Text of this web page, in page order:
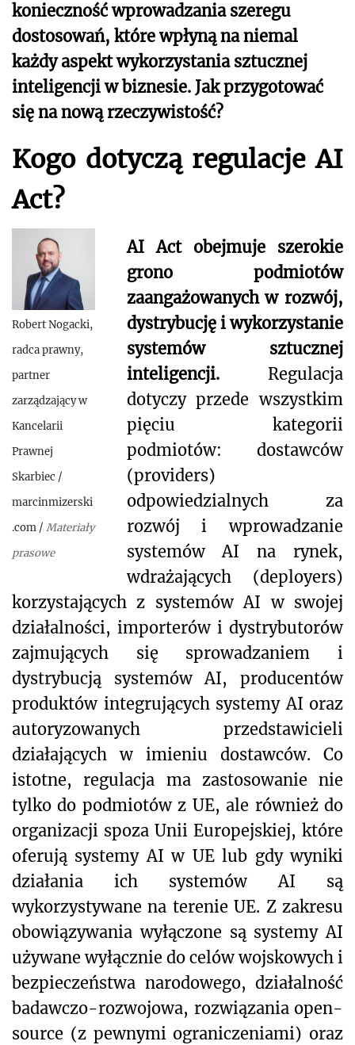
konieczność wprowadzania szeregu
dostosowań, które wpłyną na niemal
każdy aspekt wykorzystania sztucznej
inteligencji w biznesie. Jak przygotować
się na nową rzeczywistość?
Kogo dotyczą regulacje AI
Act?
Robert Nogacki,
radca prawny,
partner
zarządzający w
Kancelarii
Prawnej
Skarbiec /
marcinmizerski
.com / Materiały
prasowe
AI Act obejmuje szerokie
grono podmiotów
zaangażowanych w rozwój,
dystrybucję i wykorzystanie
systemów sztucznej
inteligencji.Regulacja
dotyczy przede wszystkim
pięciu kategorii
podmiotów: dostawców
(providers)
odpowiedzialnych za
rozwój i wprowadzanie
systemów AI na rynek,
wdrażających (deployers)
korzystających z systemów AI w swojej
działalności, importerów i dystrybutorów
zajmujących się sprowadzaniem i
dystrybucją systemów AI, producentów
produktów integrujących systemy AI oraz
autoryzowanych przedstawicieli
działających w imieniu dostawców. Co
istotne, regulacja ma zastosowanie nie
tylko do podmiotów z UE, ale również do
organizacji spoza Unii Europejskiej, które
oferują systemy AI w UE lub gdy wyniki
działania ich systemów AI są
wykorzystywane na terenie UE. Z zakresu
obowiązywania wyłączone są systemy AI
używane wyłącznie do celów wojskowych i
bezpieczeństwa narodowego, działalność
badawczo-rozwojowa, rozwiązania open-
source (z pewnymi ograniczeniami) oraz